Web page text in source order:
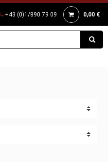
+43 (0)1/890 79 09 0,00 €